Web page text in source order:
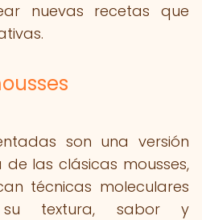
nuevas recetas que
son una versión
las clásicas mousses,
técnicas moleculares
textura, sabor y